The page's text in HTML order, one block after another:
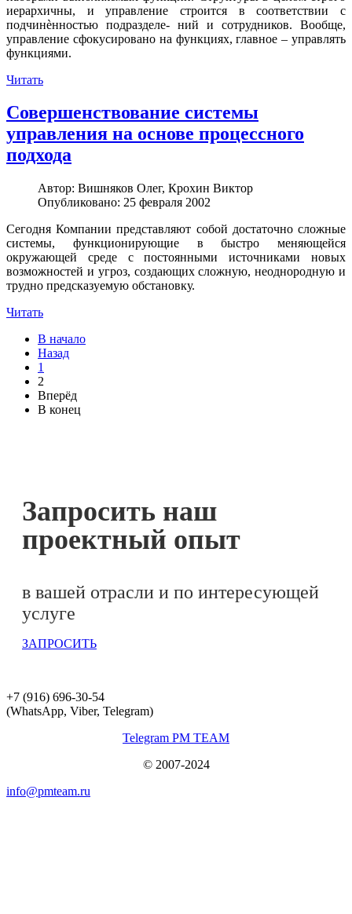
иерархичны, и управление строится в соответствии с
подчинѐнностью подразделе- ний и сотрудников. Вообще,
управление сфокусировано на функциях, главное – управлять
функциями.
Читать
Совершенствование системы
управления на основе процессного
подхода
Автор: Вишняков Олег, Крохин Виктор
Опубликовано: 25 февраля 2002
Сегодня Компании представляют собой достаточно сложные
системы, функционирующие в быстро меняющейся
окружающей среде с постоянными источниками новых
возможностей и угроз, создающих сложную, неоднородную и
трудно предсказуемую обстановку.
Читать
В начало
Назад
1
2
Вперёд
В конец
Запросить наш
проектный опыт
в вашей отрасли и по интересующей
услуге
ЗАПРОСИТЬ
+7 (916) 696-30-54
(WhatsApp, Viber, Telegram)
Telegram PM TEAM
© 2007-2024
info@pmteam.ru